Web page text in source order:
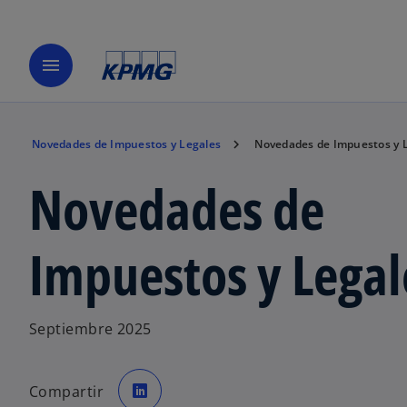
menu
Novedades de Impuestos y Legales Novedades de Impuestos y
Novedades de
Impuestos y
Septiembre 2025
Compartir e
a